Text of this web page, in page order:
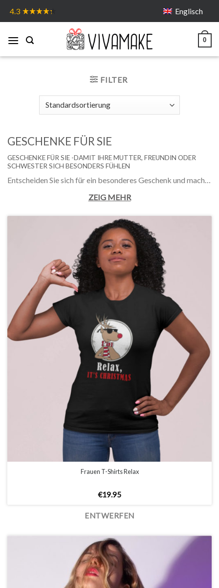
4.3 Englisch
0
FILTER
GESCHENKE FÜR SIE
GESCHENKE FÜR SIE -DAMIT IHRE MUTTER, FREUNDIN ODER
SCHWESTER SICH BESONDERS FÜHLEN
Entscheiden Sie sich für ein besonderes Geschenk und machen damit für jemanden einen Tag zum Fest. Hier finden Sie eine Vielfalt an Geschenken für Frauen und Mädchen von hoher Qualität.
ZEIG MEHR
Frauen T-Shirts Relax
€19.95
ENTWERFEN